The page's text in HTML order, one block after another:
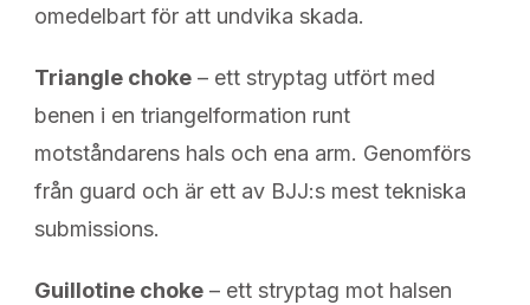
omedelbart för att undvika skada.
Triangle choke – ett stryptag utfört med
benen i en triangelformation runt
motståndarens hals och ena arm. Genomförs
från guard och är ett av BJJ:s mest tekniska
submissions.
Guillotine choke – ett stryptag mot halsen